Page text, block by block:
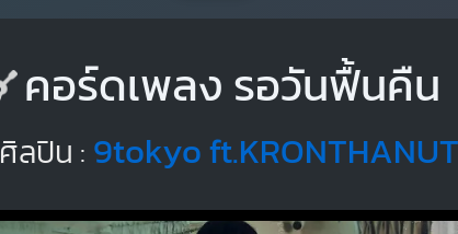
คอร์ดเพลง รอวันฟื้นคืน
ศิลปิน : 9tokyo ft.KRONTHANUT